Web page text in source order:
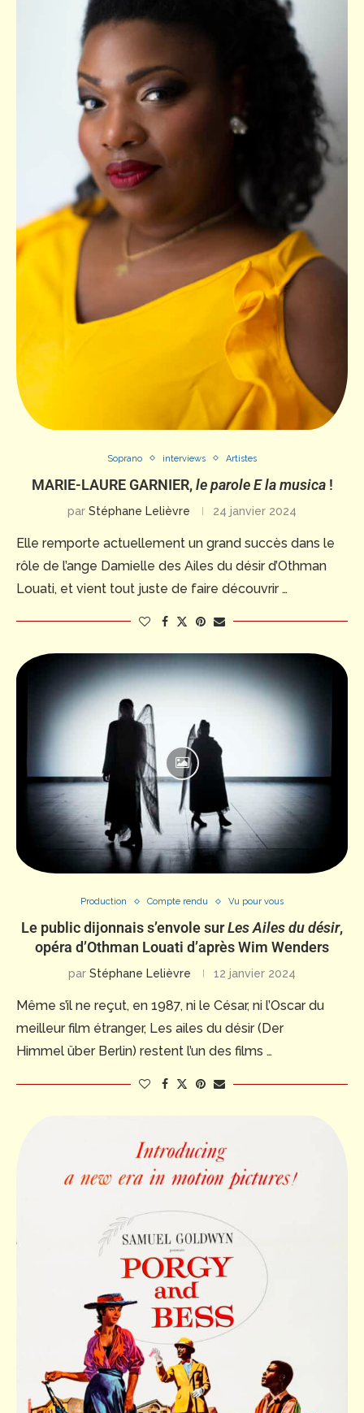
Soprano interviews Artistes
MARIE-LAURE GARNIER,le parole E la musica!
par Stéphane Lelièvre 24 janvier 2024
Elle remporte actuellement un grand succès dans le
rôle de l’ange Damielle des Ailes du désir d’Othman
Louati, et vient tout juste de faire découvrir …
Production Compte rendu Vu pour vous
Le public dijonnais s’envole surLes Ailes du désir,
opéra d’Othman Louati d’après Wim Wenders
par Stéphane Lelièvre 12 janvier 2024
Même s’il ne reçut, en 1987, ni le César, ni l’Oscar du
meilleur film étranger, Les ailes du désir (Der
Himmel über Berlin) restent l’un des films …